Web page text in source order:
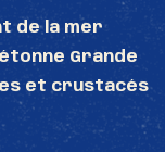
de la mer
Grande
et crustacés